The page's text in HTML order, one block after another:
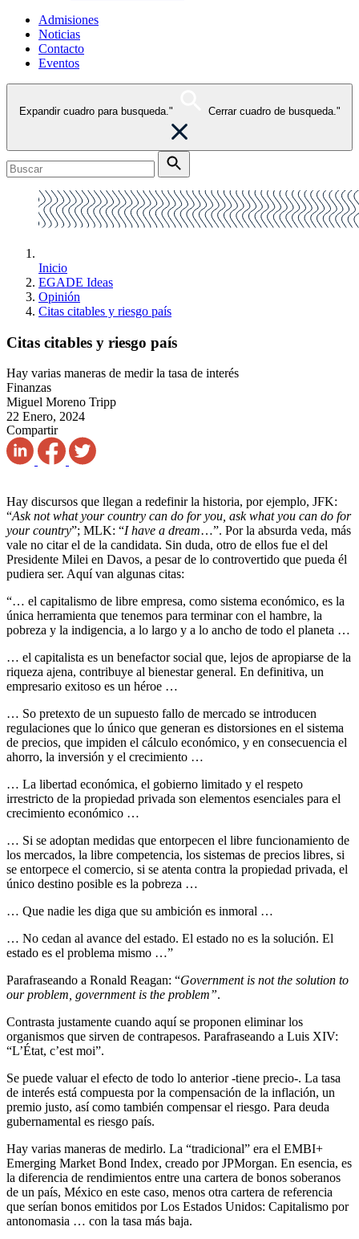
Admisiones
Noticias
Contacto
Eventos
Expandir cuadro para busqueda." Cerrar cuadro de busqueda."
Inicio
EGADE Ideas
Opinión
Citas citables y riesgo país
Citas citables y riesgo país
Hay varias maneras de medir la tasa de interés
Finanzas
Miguel Moreno Tripp
22 Enero, 2024
Compartir
Hay discursos que llegan a redefinir la historia, por ejemplo, JFK:
“Ask not what your country can do for you, ask what you can do for
your country”; MLK: “I have a dream…”. Por la absurda veda, más
vale no citar el de la candidata. Sin duda, otro de ellos fue el del
Presidente Milei en Davos, a pesar de lo controvertido que pueda él
pudiera ser. Aquí van algunas citas:
“… el capitalismo de libre empresa, como sistema económico, es la
única herramienta que tenemos para terminar con el hambre, la
pobreza y la indigencia, a lo largo y a lo ancho de todo el planeta …
… el capitalista es un benefactor social que, lejos de apropiarse de la
riqueza ajena, contribuye al bienestar general. En definitiva, un
empresario exitoso es un héroe …
… So pretexto de un supuesto fallo de mercado se introducen
regulaciones que lo único que generan es distorsiones en el sistema
de precios, que impiden el cálculo económico, y en consecuencia el
ahorro, la inversión y el crecimiento …
… La libertad económica, el gobierno limitado y el respeto
irrestricto de la propiedad privada son elementos esenciales para el
crecimiento económico …
… Si se adoptan medidas que entorpecen el libre funcionamiento de
los mercados, la libre competencia, los sistemas de precios libres, si
se entorpece el comercio, si se atenta contra la propiedad privada, el
único destino posible es la pobreza …
… Que nadie les diga que su ambición es inmoral …
… No cedan al avance del estado. El estado no es la solución. El
estado es el problema mismo …”
Parafraseando a Ronald Reagan: “Government is not the solution to
our problem, government is the problem”.
Contrasta justamente cuando aquí se proponen eliminar los
organismos que sirven de contrapesos. Parafraseando a Luis XIV:
“L’État, c’est moi”.
Se puede valuar el efecto de todo lo anterior -tiene precio-. La tasa
de interés está compuesta por la compensación de la inflación, un
premio justo, así como también compensar el riesgo. Para deuda
gubernamental es riesgo país.
Hay varias maneras de medirlo. La “tradicional” era el EMBI+
Emerging Market Bond Index, creado por JPMorgan. En esencia, es
la diferencia de rendimientos entre una cartera de bonos soberanos
de un país, México en este caso, menos otra cartera de referencia
que serían bonos emitidos por Los Estados Unidos: Capitalismo por
antonomasia … con la tasa más baja.